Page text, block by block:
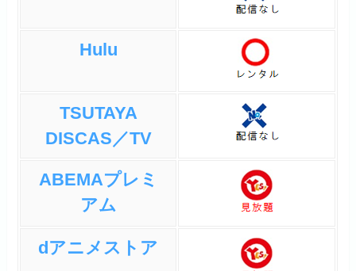
Hulu
TSUTAYA
DISCAS／TV
ABEMAプレミ
アム
dアニメストア